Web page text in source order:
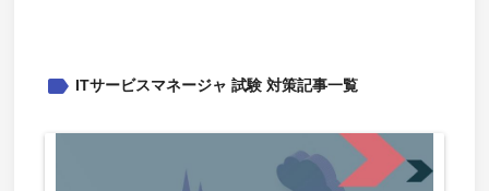
label ITサービスマネージャ 試験 対策記事一覧